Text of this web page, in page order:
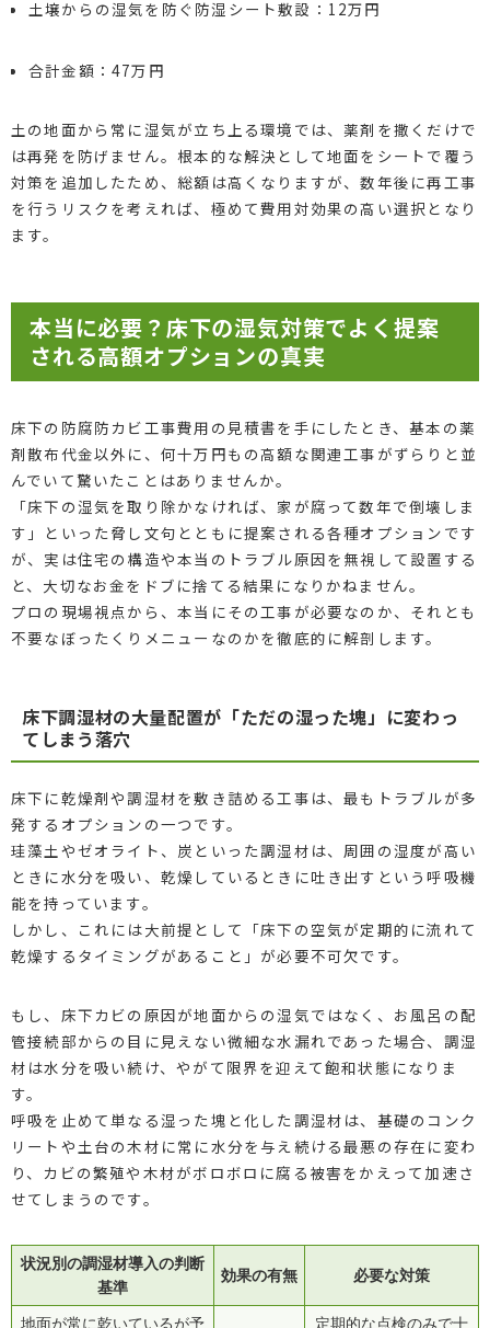
土壌からの湿気を防ぐ防湿シート敷設：12万円
合計金額：47万円
土の地面から常に湿気が立ち上る環境では、薬剤を撒くだけで
は再発を防げません。根本的な解決として地面をシートで覆う
対策を追加したため、総額は高くなりますが、数年後に再工事
を行うリスクを考えれば、極めて費用対効果の高い選択となり
ます。
本当に必要？床下の湿気対策でよく提案
される高額オプションの真実
床下の防腐防カビ工事費用の見積書を手にしたとき、基本の薬
剤散布代金以外に、何十万円もの高額な関連工事がずらりと並
んでいて驚いたことはありませんか。
「床下の湿気を取り除かなければ、家が腐って数年で倒壊しま
す」といった脅し文句とともに提案される各種オプションです
が、実は住宅の構造や本当のトラブル原因を無視して設置する
と、大切なお金をドブに捨てる結果になりかねません。
プロの現場視点から、本当にその工事が必要なのか、それとも
不要なぼったくりメニューなのかを徹底的に解剖します。
床下調湿材の大量配置が「ただの湿った塊」に変わっ
てしまう落穴
床下に乾燥剤や調湿材を敷き詰める工事は、最もトラブルが多
発するオプションの一つです。
珪藻土やゼオライト、炭といった調湿材は、周囲の湿度が高い
ときに水分を吸い、乾燥しているときに吐き出すという呼吸機
能を持っています。
しかし、これには大前提として「床下の空気が定期的に流れて
乾燥するタイミングがあること」が必要不可欠です。
もし、床下カビの原因が地面からの湿気ではなく、お風呂の配
管接続部からの目に見えない微細な水漏れであった場合、調湿
材は水分を吸い続け、やがて限界を迎えて飽和状態になりま
す。
呼吸を止めて単なる湿った塊と化した調湿材は、基礎のコンク
リートや土台の木材に常に水分を与え続ける最悪の存在に変わ
り、カビの繁殖や木材がボロボロに腐る被害をかえって加速さ
せてしまうのです。
状況別の調湿材導入の判断
基準
効果の有無 必要な対策
地面が常に乾いているが予
定期的な点検のみで十